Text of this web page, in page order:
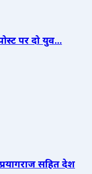
पर दो युव...
सहित देश